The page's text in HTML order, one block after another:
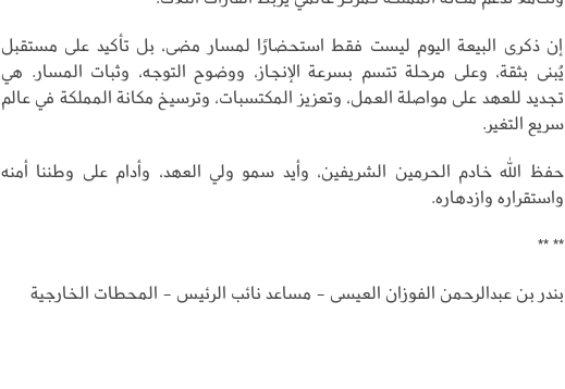
إن ذكرى البيعة اليوم ليست فقط استحضارًا لمسار مضى، بل تأكيد على مستقبل
يُبنى بثقة، وعلى مرحلة تتسم بسرعة الإنجاز، ووضوح التوجه، وثبات المسار. هي
تجديد للعهد على مواصلة العمل، وتعزيز المكتسبات، وترسيخ مكانة المملكة في عالم
سريع التغير.
حفظ الله خادم الحرمين الشريفين، وأيد سمو ولي العهد، وأدام على وطننا أمنه
واستقراره وازدهاره.
** **
بندر بن عبدالرحمن الفوزان العيسى - مساعد نائب الرئيس - المحطات الخارجية